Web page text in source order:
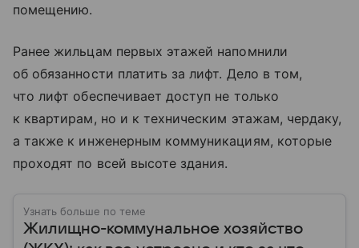
помещению.
Ранее жильцам первых этажей напомнили
об обязанности платить за лифт. Дело в том,
что лифт обеспечивает доступ не только
к квартирам, но и к техническим этажам, чердаку,
а также к инженерным коммуникациям, которые
проходят по всей высоте здания.
Узнать больше по теме
Жилищно-коммунальное хозяйство